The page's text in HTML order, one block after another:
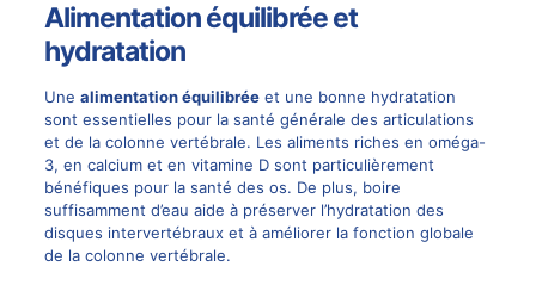
Alimentation équilibrée et
hydratation
Une alimentation équilibréeet une bonne hydratation
sont essentielles pour la santé générale des articulations
et de la colonne vertébrale. Les aliments riches en oméga-
3, en calcium et en vitamine D sont particulièrement
bénéfiques pour la santé des os. De plus, boire
suffisamment d’eau aide à préserver l’hydratation des
disques intervertébraux et à améliorer la fonction globale
de la colonne vertébrale.